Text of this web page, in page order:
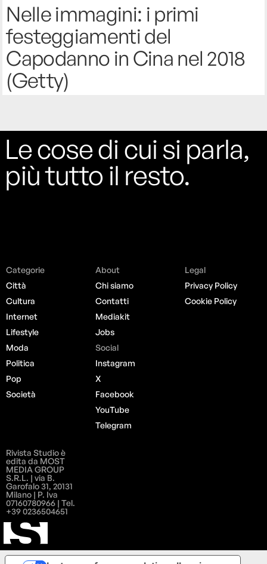
Nelle immagini: i primi
festeggiamenti del
Capodanno in Cina nel 2018
(Getty)
Le cose di cui si parla,
più tutto il resto.
Categorie
Città
Cultura
Internet
Lifestyle
Moda
Politica
Pop
Società
About
Chi siamo
Contatti
Mediakit
Jobs
Social
Instagram
X
Facebook
YouTube
Telegram
Legal
Privacy Policy
Cookie Policy
Rivista Studio è
edita da MOST
MEDIA GROUP
S.R.L. | via B.
Garofalo 31, 20131
Milano | P. Iva
07160780966 | Tel.
+39 0236504651